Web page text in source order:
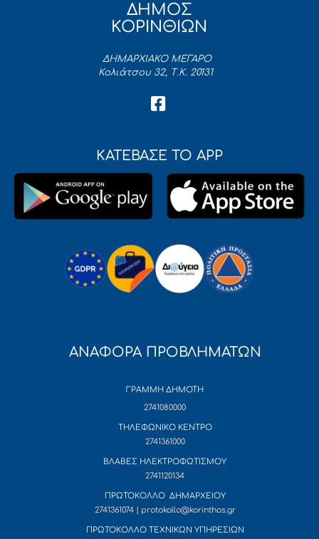
ΔΗΜΟΣ
ΚΟΡΙΝΘΙΩΝ
ΔΗΜΑΡΧΙΑΚΟ ΜΕΓΑΡΟ
Κολιάτσου 32, Τ.Κ. 20131
ΚΑΤΕΒΑΣΕ ΤΟ APP
ΑΝΑΦΟΡΑ ΠΡΟΒΛΗΜΑΤΩΝ
ΓΡΑΜΜΗ ΔΗΜΟΤΗ
2741080000
ΤΗΛΕΦΩΝΙΚΟ ΚΕΝΤΡΟ
2741361000
ΒΛΑΒΕΣ ΗΛΕΚΤΡΟΦΩΤΙΣΜΟΥ
2741120134
ΠΡΩΤΟΚΟΛΛΟ ΔΗΜΑΡΧΕΙΟΥ
2741361074 | protokollo@korinthos.gr
ΠΡΩΤΟΚΟΛΛΟ ΤΕΧΝΙΚΩΝ ΥΠΗΡΕΣΙΩΝ